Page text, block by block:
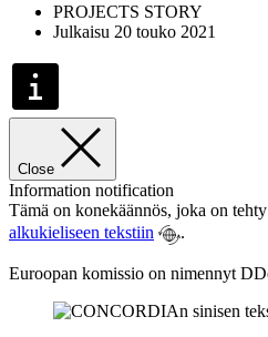
PROJECTS STORY
Julkaisu 20 touko 2021
Close
Information notification
Tämä on konekäännös, joka on
alkukieliseen tekstiin
.
Euroopan komissio on nimennyt